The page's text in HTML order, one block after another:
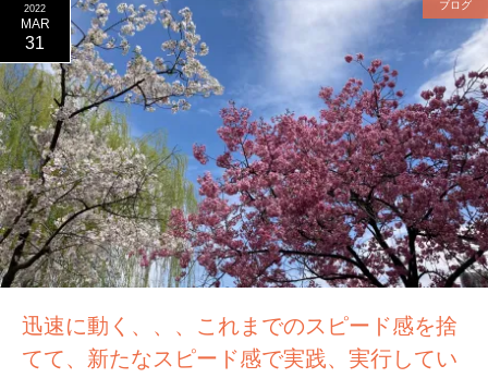
2022
MAR
31
ブログ
迅速に動く、、、これまでのスピード感を捨
てて、新たなスピード感で実践、実行してい